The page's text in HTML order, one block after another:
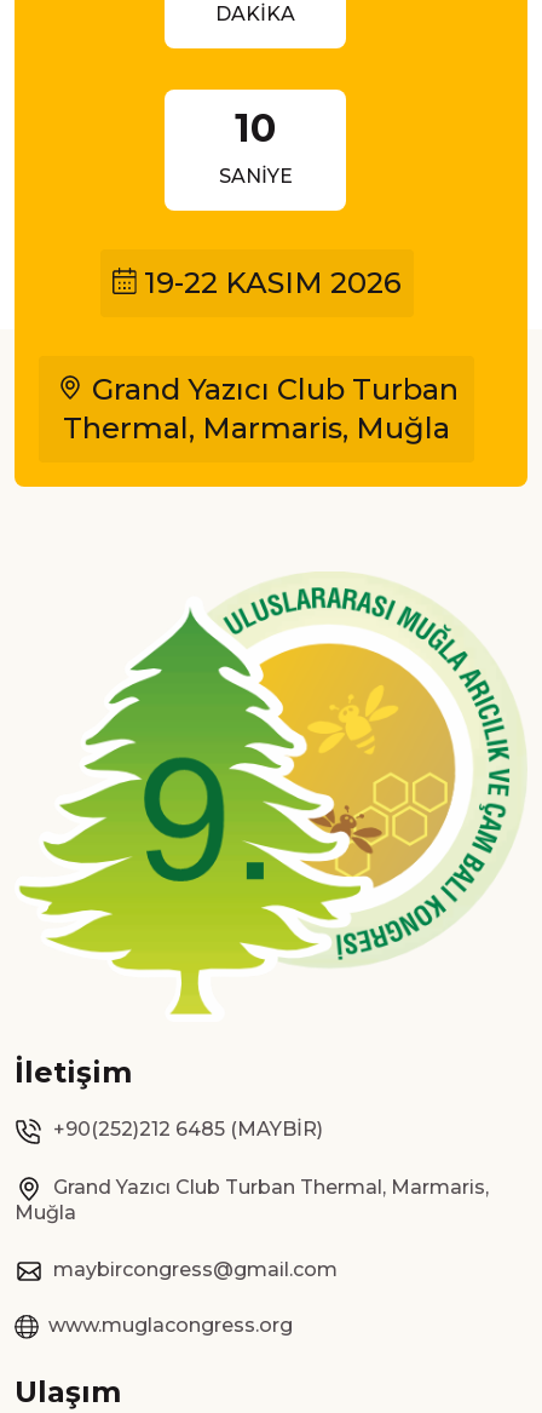
DAKİKA
9
SANİYE
19-22 KASIM 2026
Grand Yazıcı Club Turban
Thermal, Marmaris, Muğla
İletişim
+90(252)212 6485 (MAYBİR)
Grand Yazıcı Club Turban Thermal, Marmaris,
Muğla
maybircongress@gmail.com
www.muglacongress.org
Ulaşım